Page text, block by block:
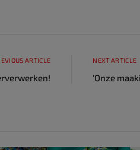
ARTICLE NEXT ARTICLE
‘Onze